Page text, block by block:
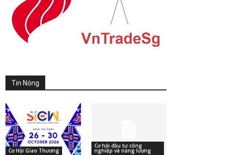
Tin Nóng
Cơ Hội Giao Thương
Cơ hội đầu tư công
nghiệp và năng lượng